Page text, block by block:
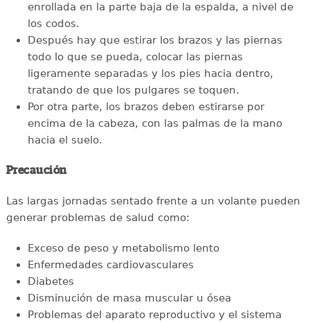
enrollada en la parte baja de la espalda, a nivel de
los codos.
Después hay que estirar los brazos y las piernas
todo lo que se pueda, colocar las piernas
ligeramente separadas y los pies hacia dentro,
tratando de que los pulgares se toquen.
Por otra parte, los brazos deben estirarse por
encima de la cabeza, con las palmas de la mano
hacia el suelo.
Precaución
Las largas jornadas sentado frente a un volante pueden
generar problemas de salud como:
Exceso de peso y metabolismo lento
Enfermedades cardiovasculares
Diabetes
Disminución de masa muscular u ósea
Problemas del aparato reproductivo y el sistema